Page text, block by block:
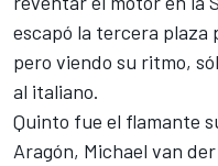
escapó la tercera plaza
pero viendo su ritmo,
al italiano.
Quinto fue el flamante
Aragón, Michael van